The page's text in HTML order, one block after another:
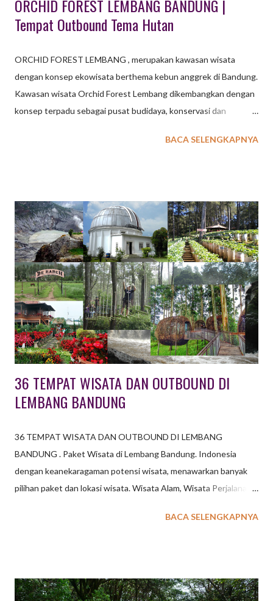
ORCHID FOREST LEMBANG BANDUNG |
Tempat Outbound Tema Hutan
ORCHID FOREST LEMBANG , merupakan kawasan wisata
dengan konsep ekowisata berthema kebun anggrek di Bandung.
Kawasan wisata Orchid Forest Lembang dikembangkan dengan
konsep terpadu sebagai pusat budidaya, konservasi dan
Meskipun belum sepenuhnya selesai pembangunannya, lokasi
tempat wisata Orchid Forest Lembang Bandung ini, pengelola
menyediakan beberapa fasilitas pendukung berupa sarana
aktifitas outbound, aktifitas olah raga dan leisure. Taman wisata
dengan thema berbagai jenis bunga anggrek ini, dilengkapi juga
beberapa jenis tanaman langka lainnya seperti bunga bangkai.
Dengan konsep ini , kawasan Orchid Forest dikembangkan tidak
hanya sebagai tujuan wisata umum, konsep pendidikan atau
wisata edukasi menjadi unggulan di tempat wisata ini. ...
BACA SELENGKAPNYA
36 TEMPAT WISATA DAN OUTBOUND DI
LEMBANG BANDUNG
36 TEMPAT WISATA DAN OUTBOUND DI LEMBANG
BANDUNG . Paket Wisata di Lembang Bandung. Indonesia
dengan keanekaragaman potensi wisata, menawarkan banyak
pilihan paket dan lokasi wisata. Wisata Alam, Wisata Perjalanan,
Oleh, Wisata Budaya, dan masih banyak pilihan Paket Wisata
potensi wisata beragam dengan banyak pilihan tempat wisata
BACA SELENGKAPNYA